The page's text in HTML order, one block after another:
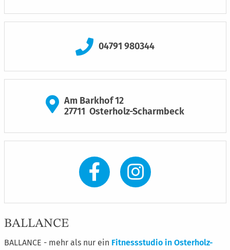
04791 980344
Am Barkhof 12
27711 Osterholz-Scharmbeck
BALLANCE
BALLANCE - mehr als nur ein Fitnessstudio in Osterholz-